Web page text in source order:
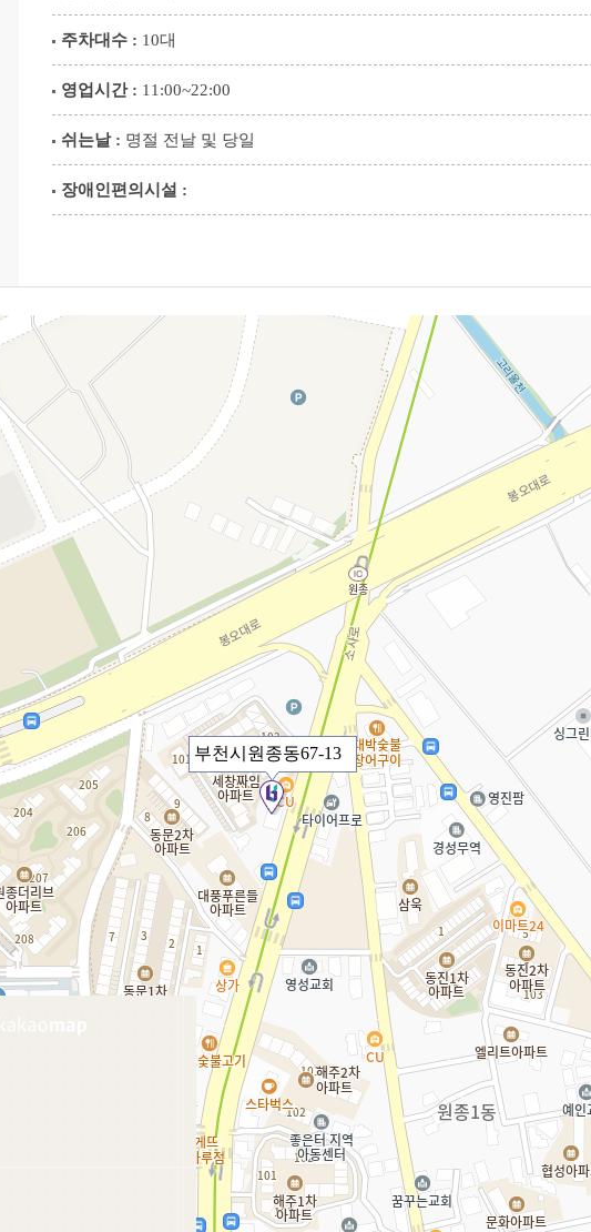
주차대수 : 10대
영업시간 : 11:00~22:00
쉬는날 : 명절 전날 및 당일
장애인편의시설 :